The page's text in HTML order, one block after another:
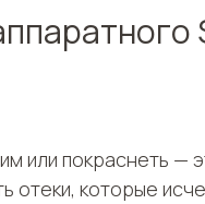
или покраснеть —
которые